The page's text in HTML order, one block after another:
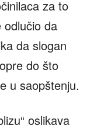
za to
odlučio da
da slogan
do što
u saopštenju.
oslikava